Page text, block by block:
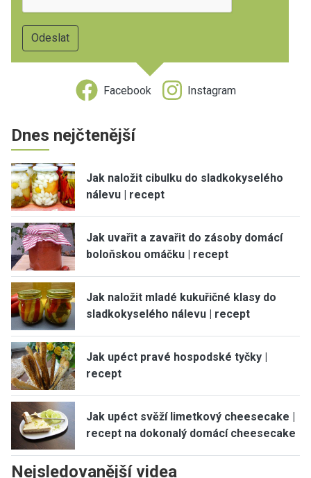
Facebook Instagram
Dnes nejčtenější
Jak naložit cibulku do sladkokyselého
nálevu | recept
Jak uvařit a zavařit do zásoby domácí
boloňskou omáčku | recept
Jak naložit mladé kukuřičné klasy do
sladkokyselého nálevu | recept
Jak upéct pravé hospodské tyčky |
recept
Jak upéct svěží limetkový cheesecake |
recept na dokonalý domácí cheesecake
Nejsledovanější videa